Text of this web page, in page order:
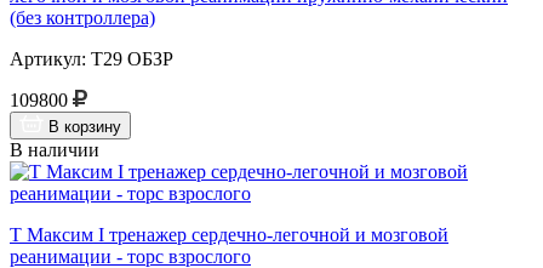
(без контроллера)
Артикул: Т29 ОБЗР
109800
В корзину
В наличии
Т Максим I тренажер сердечно-легочной и мозговой
реанимации - торс взрослого